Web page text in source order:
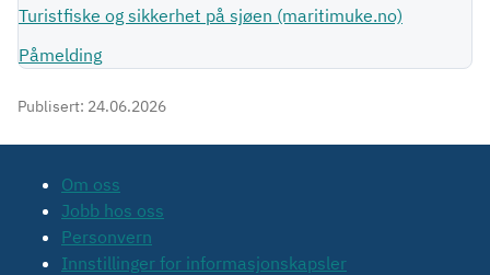
Turistfiske og sikkerhet på sjøen (maritimuke.no)
Påmelding
Publisert: 24.06.2026
Om oss
Jobb hos oss
Personvern
Innstillinger for informasjonskapsler